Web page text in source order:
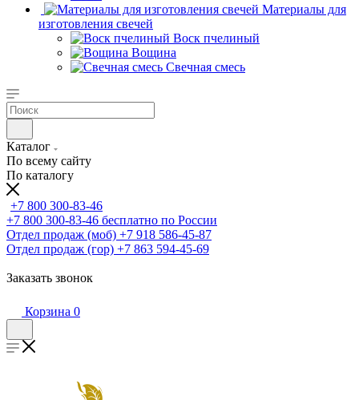
Материалы для
изготовления свечей
Воск пчелиный
Вощина
Свечная смесь
Каталог
По всему сайту
По каталогу
+7 800 300-83-46
+7 800 300-83-46 бесплатно по России
Отдел продаж (моб) +7 918 586-45-87
Отдел продаж (гор) +7 863 594-45-69
Заказать звонок
Корзина 0